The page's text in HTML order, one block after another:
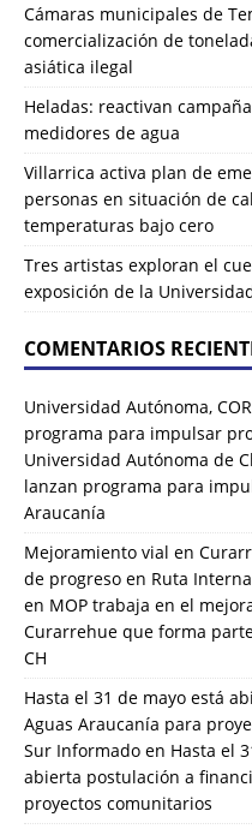
Cámaras municipales de
comercialización de
asiática ilegal
Heladas: reactivan
medidores de agua
Villarrica activa plan de
personas en situación de
temperaturas bajo cero
Tres artistas exploran el
exposición de la
COMENTARIOS
Universidad Autónoma,
programa para impulsar
Universidad Autónoma de
lanzan programa para
Araucanía
Mejoramiento vial en
de progreso en Ruta
en MOP trabaja en el
Curarrehue que forma
CH
Hasta el 31 de mayo está
Aguas Araucanía para
Sur Informado en Hasta el
abierta postulación a
proyectos comunitarios